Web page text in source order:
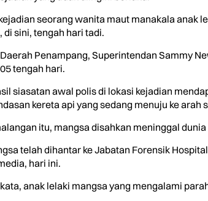
seorang wanita maut manakala anak
di sini, tengah hari tadi.
Penampang, Superintendan Sammy
tengah hari.
siasatan awal polis di lokasi kejadian
kereta api yang sedang menuju ke arah
itu, mangsa disahkan meninggal
telah dihantar ke Jabatan Forensik
hari ini.
anak lelaki mangsa yang mengalami